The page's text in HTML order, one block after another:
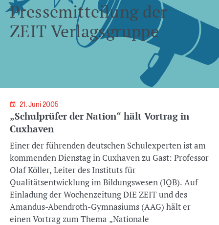
Pressemitteilung der
ZEIT Verlagsgruppe
21. Juni 2005
„Schulprüfer der Nation“ hält Vortrag in
Cuxhaven
Einer der führenden deutschen Schulexperten ist am
kommenden Dienstag in Cuxhaven zu Gast: Professor
Olaf Köller, Leiter des Instituts für
Qualitätsentwicklung im Bildungswesen (IQB). Auf
Einladung der Wochenzeitung DIE ZEIT und des
Amandus-Abendroth-Gymnasiums (AAG) hält er
einen Vortrag zum Thema „Nationale